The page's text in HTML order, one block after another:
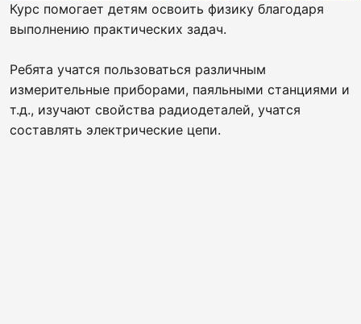
Курс помогает детям освоить физику благодаря
выполнению практических задач.
Ребята учатся пользоваться различным
измерительные приборами, паяльными станциями и
т.д., изучают свойства радиодеталей, учатся
составлять электрические цепи.